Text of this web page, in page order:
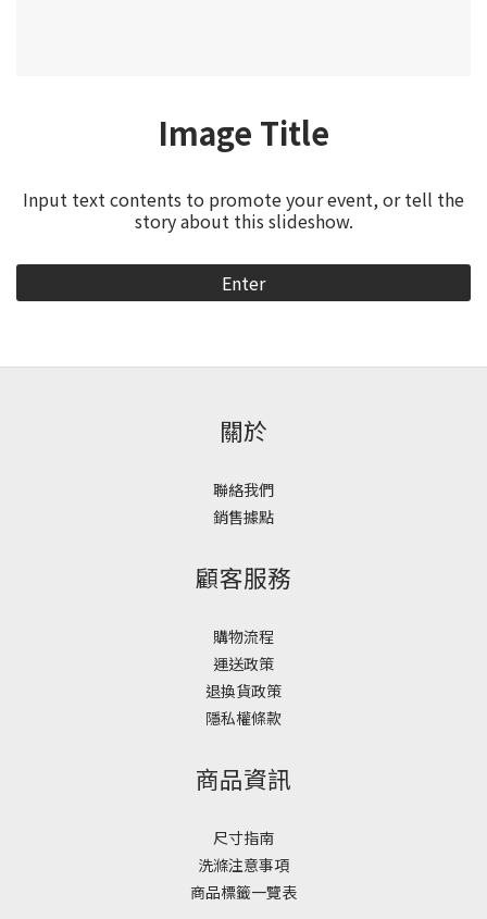
Image Title
Input text contents to promote your event, or tell the
story about this slideshow.
Enter
關於
聯絡我們
銷售據點
顧客服務
購物流程
運送政策
退換貨政策
隱私權條款
商品資訊
尺寸指南
洗滌注意事項
商品標籤一覽表